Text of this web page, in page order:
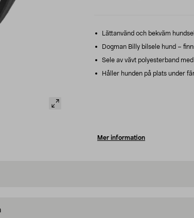
Lättanvänd och bekväm
Dogman Billy bilsele hund –
Sele av vävt polyesterband
Håller hunden på plats under
Mer information